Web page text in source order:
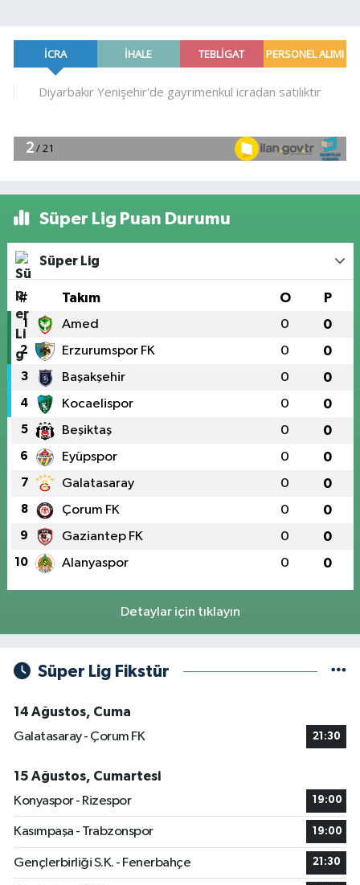
Süper Lig Puan Durumu
Süper Lig
# Takım O P
1 Amed 0 0
2 Erzurumspor FK 0 0
3 Başakşehir 0 0
4 Kocaelispor 0 0
5 Beşiktaş 0 0
6 Eyüpspor 0 0
7 Galatasaray 0 0
8 Çorum FK 0 0
9 Gaziantep FK 0 0
10 Alanyaspor 0 0
Detaylar için tıklayın
Süper Lig Fikstür
14 Ağustos, Cuma
Galatasaray - Çorum FK
21:30
15 Ağustos, Cumartesi
Konyaspor - Rizespor
19:00
Kasımpaşa - Trabzonspor 19:00
Gençlerbirliği S.K. - Fenerbahçe 21:30